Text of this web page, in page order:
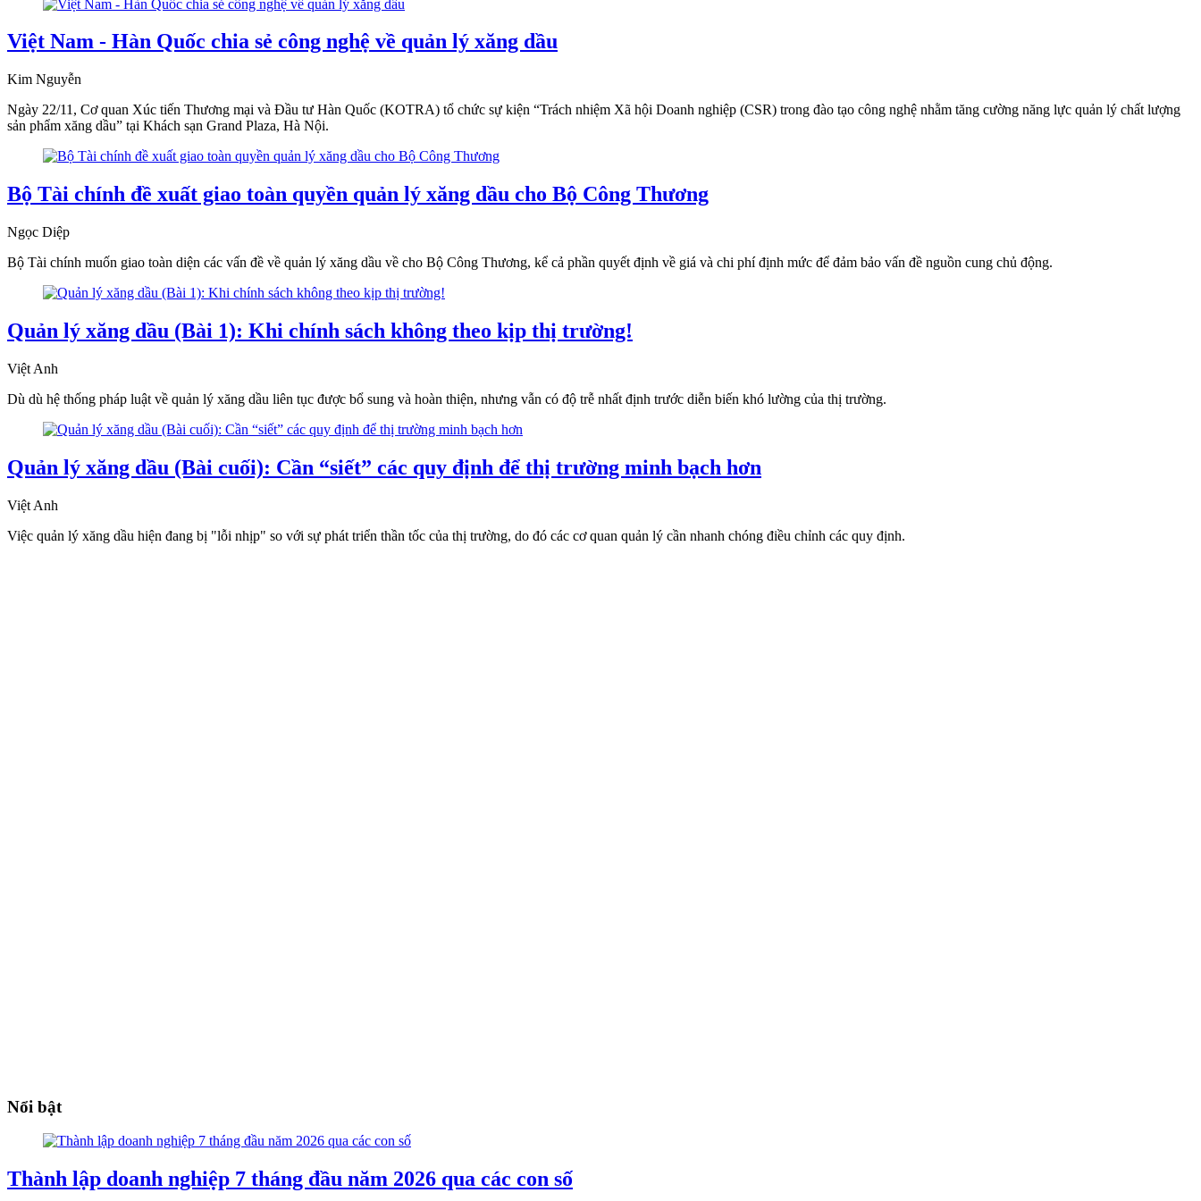
Việt Nam - Hàn Quốc chia sẻ công nghệ về quản lý xăng dầu
Kim Nguyễn
Ngày 22/11, Cơ quan Xúc tiến Thương mại và Đầu tư Hàn Quốc (KOTRA) tổ chức sự kiện “Trách nhiệm Xã hội Doanh nghiệp (CSR) trong đào tạo công nghệ nhằm tăng cường năng lực quản lý chất lượng
sản phẩm xăng dầu” tại Khách sạn Grand Plaza, Hà Nội.
Bộ Tài chính đề xuất giao toàn quyền quản lý xăng dầu cho Bộ Công Thương
Ngọc Diệp
Bộ Tài chính muốn giao toàn diện các vấn đề về quản lý xăng dầu về cho Bộ Công Thương, kể cả phần quyết định về giá và chi phí định mức để đảm bảo vấn đề nguồn cung chủ động.
Quản lý xăng dầu (Bài 1): Khi chính sách không theo kịp thị trường!
Việt Anh
Dù dù hệ thống pháp luật về quản lý xăng dầu liên tục được bổ sung và hoàn thiện, nhưng vẫn có độ trễ nhất định trước diễn biến khó lường của thị trường.
Quản lý xăng dầu (Bài cuối): Cần “siết” các quy định để thị trường minh bạch hơn
Việt Anh
Việc quản lý xăng dầu hiện đang bị "lỗi nhịp" so với sự phát triển thần tốc của thị trường, do đó các cơ quan quản lý cần nhanh chóng điều chỉnh các quy định.
Nổi bật
Thành lập doanh nghiệp 7 tháng đầu năm 2026 qua các con số